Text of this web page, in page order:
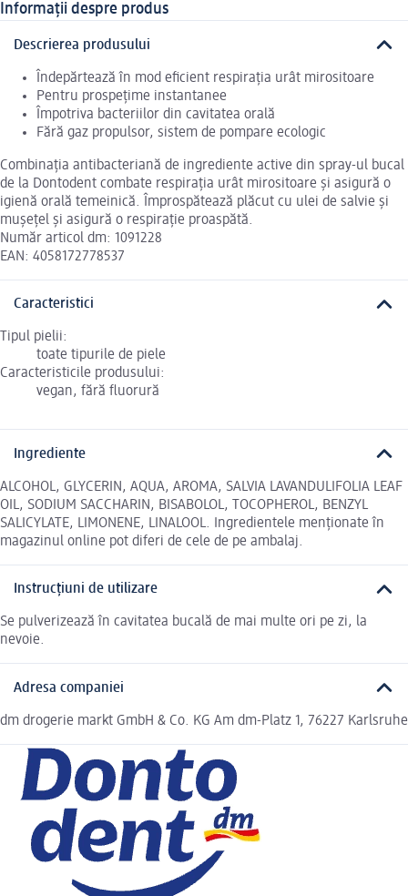
Informații despre produs
Descrierea produsului
Îndepărtează în mod eficient respirația urât mirositoare
Pentru prospețime instantanee
Împotriva bacteriilor din cavitatea orală
Fără gaz propulsor, sistem de pompare ecologic
Combinația antibacteriană de ingrediente active din spray-ul bucal
de la Dontodent combate respirația urât mirositoare și asigură o
igienă orală temeinică. Împrospătează plăcut cu ulei de salvie și
mușețel și asigură o respirație proaspătă.
Număr articol dm: 1091228
EAN: 4058172778537
Caracteristici
Tipul pielii:
toate tipurile de piele
Caracteristicile produsului:
vegan, fără fluorură
Ingrediente
ALCOHOL, GLYCERIN, AQUA, AROMA, SALVIA LAVANDULIFOLIA LEAF
OIL, SODIUM SACCHARIN, BISABOLOL, TOCOPHEROL, BENZYL
SALICYLATE, LIMONENE, LINALOOL. Ingredientele menționate în
magazinul online pot diferi de cele de pe ambalaj.
Instrucțiuni de utilizare
Se pulverizează în cavitatea bucală de mai multe ori pe zi, la
nevoie.
Adresa companiei
dm drogerie markt GmbH & Co. KG Am dm-Platz 1, 76227 Karlsruhe